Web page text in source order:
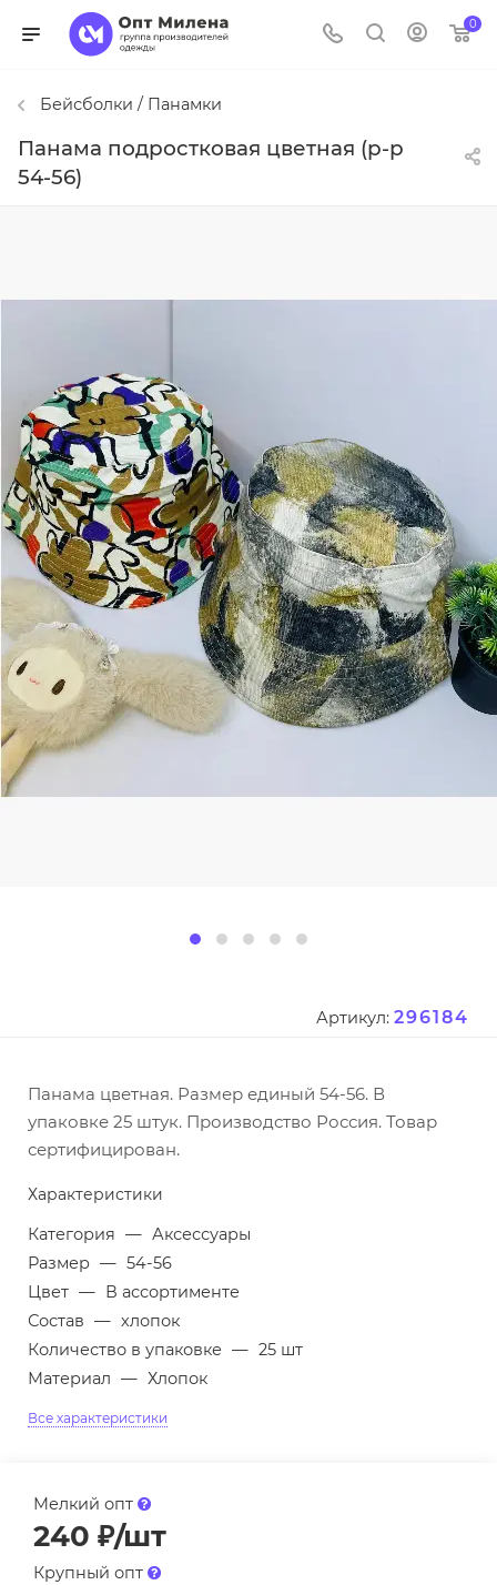
0
Бейсболки / Панамки
Панама подростковая цветная (р-р
54-56)
Артикул: 296184
Панама цветная. Размер единый 54-56. В
упаковке 25 штук. Производство Россия. Товар
сертифицирован.
Характеристики
Категория — Аксессуары
Размер — 54-56
Цвет — В ассортименте
Состав — хлопок
Количество в упаковке — 25 шт
Материал — Хлопок
Все характеристики
Мелкий опт
240 ₽/шт
Крупный опт